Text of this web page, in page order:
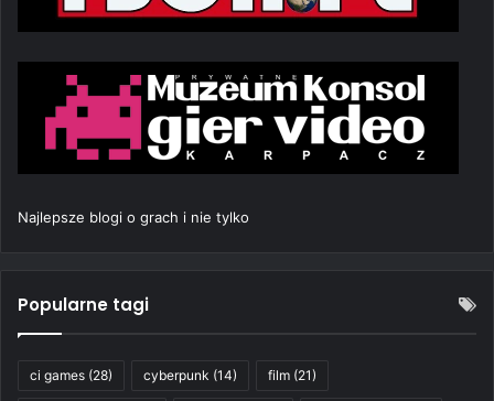
Najlepsze blogi o grach i nie tylko
Popularne tagi
ci games (28) cyberpunk (14) film (21)